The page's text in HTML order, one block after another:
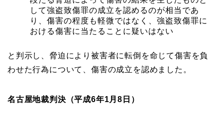
して強盗致傷罪の成立を認めるのが相当であ
り、傷害の程度も軽微ではなく、強盗致傷罪に
おける傷害に当たることに疑いはない
と判示し、脅迫により被害者に転倒を命じて傷害を負
わせた行為について、傷害の成立を認めました。
名古屋地裁判決（平成6年1月8日）